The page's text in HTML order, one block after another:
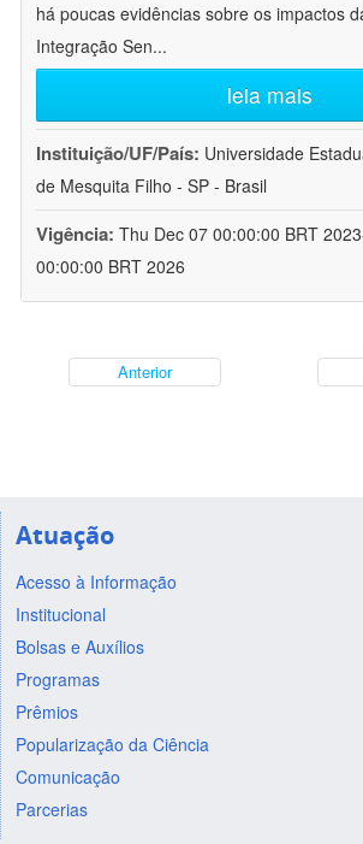
há poucas evidências sobre os impactos
Integração Sen...
leia mais
Instituição/UF/País: Universidade
de Mesquita Filho - SP - Brasil
Vigência: Thu Dec 07 00:00:00 BRT
00:00:00 BRT 2026
Anterior
Atuação
Acesso à Informação
Institucional
Bolsas e Auxílios
Programas
Prêmios
Popularização da Ciência
Comunicação
Parcerias